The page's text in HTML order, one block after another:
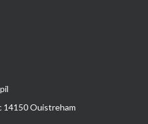
14150 Ouistreham